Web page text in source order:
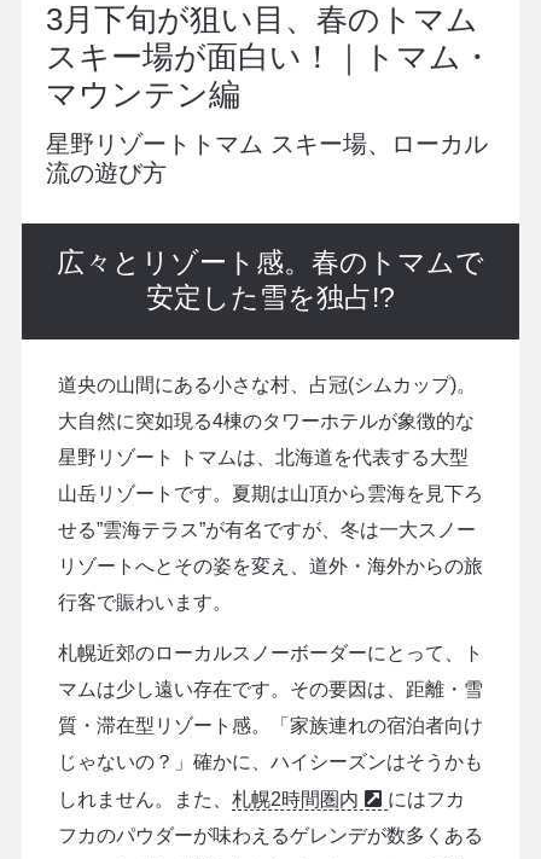
3月下旬が狙い目、春のトマム
スキー場が面白い！｜トマム・
マウンテン編
星野リゾートトマム スキー場、ローカル
流の遊び方
広々とリゾート感。春のトマムで
安定した雪を独占!?
道央の山間にある小さな村、占冠(シムカップ)。
大自然に突如現る4棟のタワーホテルが象徴的な
星野リゾート トマムは、北海道を代表する大型
山岳リゾートです。夏期は山頂から雲海を見下ろ
せる”雲海テラス”が有名ですが、冬は一大スノー
リゾートへとその姿を変え、道外・海外からの旅
行客で賑わいます。
札幌近郊のローカルスノーボーダーにとって、ト
マムは少し遠い存在です。その要因は、距離・雪
質・滞在型リゾート感。「家族連れの宿泊者向け
じゃないの？」確かに、ハイシーズンはそうかも
しれません。また、 札幌2時間圏内
にはフカ
フカのパウダーが味わえるゲレンデが数多くある